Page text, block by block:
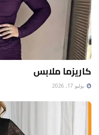
كاريزما ملابس
يوليو 17, 2026